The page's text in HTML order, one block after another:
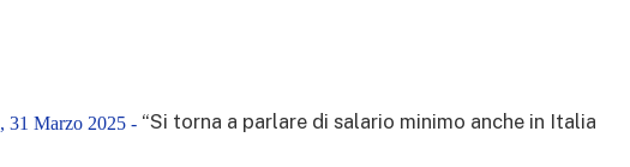
, 31 Marzo 2025 - “Si torna a parlare di salario minimo anche in Italia